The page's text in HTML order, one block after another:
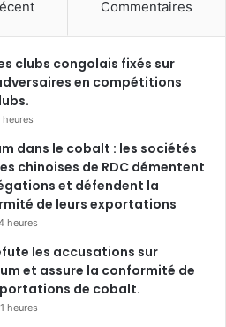
Commentaires
clubs congolais fixés sur
en compétitions
dans le cobalt : les sociétés
chinoises de RDC démentent
et défendent la
de leurs exportations
heures
les accusations sur
et assure la conformité de
de cobalt.
heures